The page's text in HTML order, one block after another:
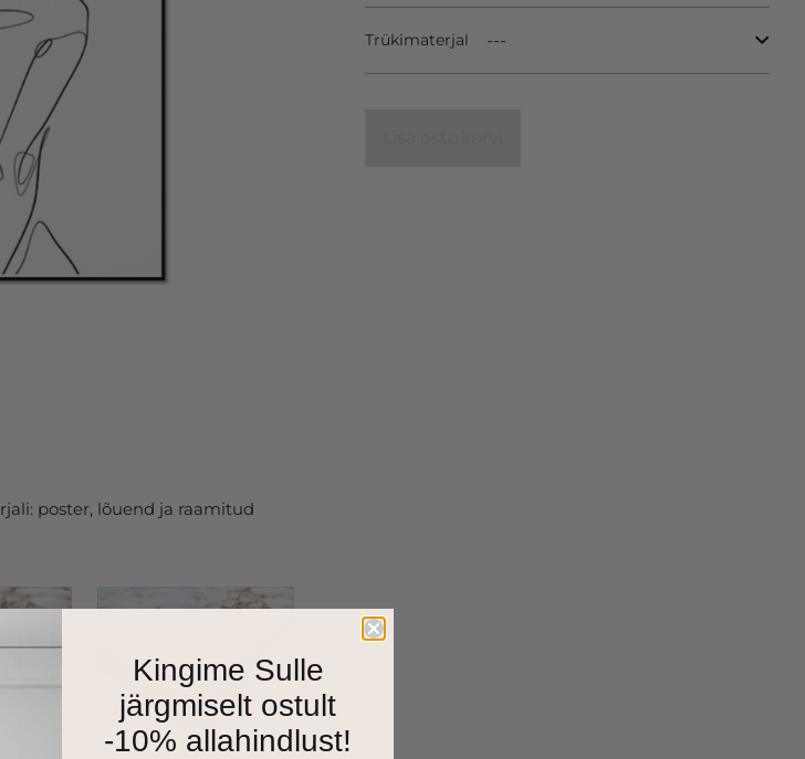
poster, lõuend ja raamitud
Trükimaterjal
Kingime Sulle
järgmiselt ostult
-10% allahindlust!